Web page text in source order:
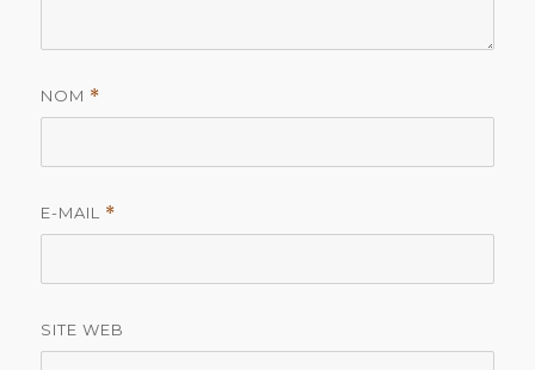
NOM *
E-MAIL *
SITE WEB